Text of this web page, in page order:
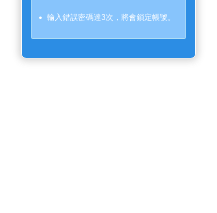
輸入錯誤密碼達3次，將會鎖定帳號。